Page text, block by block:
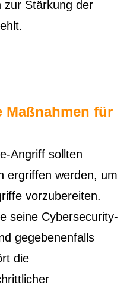
zur Stärkung der
Maßnahmen für
Angriff sollten
ergriffen werden, um
vorzubereiten.
seine Cybersecurity-
gegebenenfalls
die